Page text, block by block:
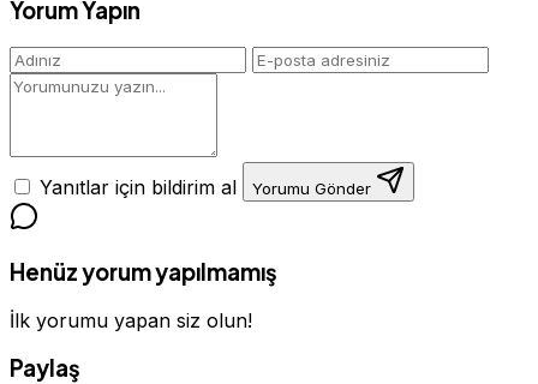
Yorum Yapın
Yanıtlar için bildirim al Yorumu Gönder
Henüz yorum yapılmamış
İlk yorumu yapan siz olun!
Paylaş